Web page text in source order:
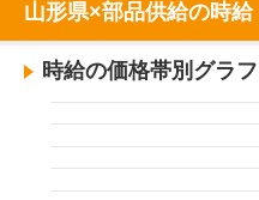
山形県×部品供給の時給
時給の価格帯別グラフ